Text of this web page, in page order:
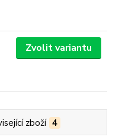
Zvolit variantu
zboží 4